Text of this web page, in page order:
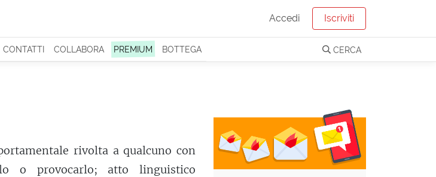
Accedi Iscriviti
CONTATTI COLLABORA PREMIUM BOTTEGA CERCA
rivolta a qualcuno con
o provocarlo; atto linguistico